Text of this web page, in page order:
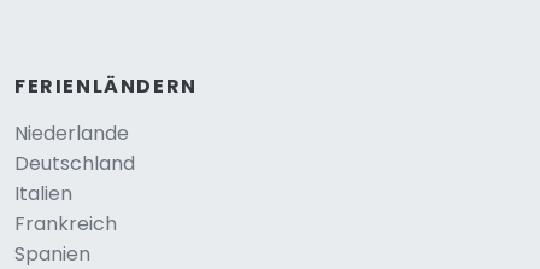
FERIENLÄNDERN
Niederlande
Deutschland
Italien
Frankreich
Spanien